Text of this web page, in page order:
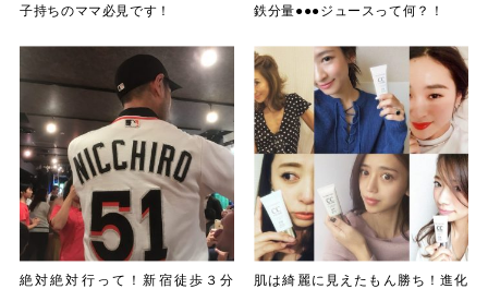
子持ちのママ必見です！
鉄分量●●●ジュースって何？！
絶対絶対行って！新宿徒歩３分
肌は綺麗に見えたもん勝ち！進化